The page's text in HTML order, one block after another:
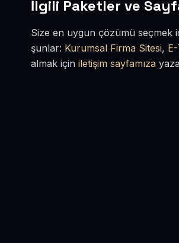
İlgili Paketler ve
Size en uygun çözümü seçmek
şunlar: Kurumsal Firma Sitesi,
almak için iletişim sayfamıza